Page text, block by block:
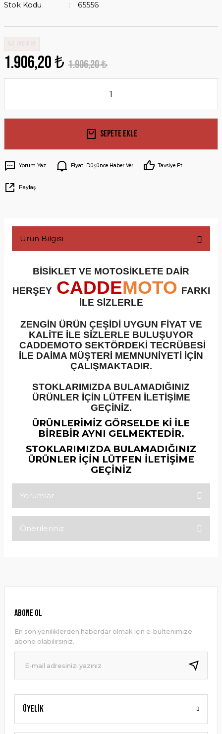
Stok Kodu
65556
1.906,20 ₺ 1.906,20 ₺
Sepete Ekle
Yorum Yaz Fiyatı Düşünce Haber Ver Tavsiye Et
Paylaş
Ürün Bilgisi
BİSİKLET VE MOTOSİKLETE DAİR
HERŞEY CADDEMOTO FARKI
İLE SİZLERLE
ZENGİN ÜRÜN ÇEŞİDİ UYGUN FİYAT VE
KALİTE İLE SİZLERLE BULUŞUYOR
CADDEMOTO SEKTÖRDEKİ TECRÜBESİ
İLE DAİMA MÜŞTERİ MEMNUNİYETİ İÇİN
ÇALIŞMAKTADIR.
STOKLARIMIZDA BULAMADIĞINIZ
ÜRÜNLER İÇİN LÜTFEN İLETİŞİME
GEÇİNİZ.
ÜRÜNLERİMİZ GÖRSELDE Kİ İLE
BİREBİR AYNI GELMEKTEDİR.
STOKLARIMIZDA BULAMADIĞINIZ
ÜRÜNLER İÇİN LÜTFEN İLETİŞİME
GEÇİNİZ
Yorumlar
Önerileriniz
Ürün resmi kalitesiz, bozuk veya görüntülenemiyor.
Ürün bilgilerinde hatalar bulunuyor.
Ürün fiyatı diğer sitelerden daha pahalı.
Bu ürüne benzer farklı alternatifler olmalı.
Gönder
Üyelik
ABONE OL
En son yeniliklerden haberdar olmak için e-bültenimize
abone olabilirsiniz.